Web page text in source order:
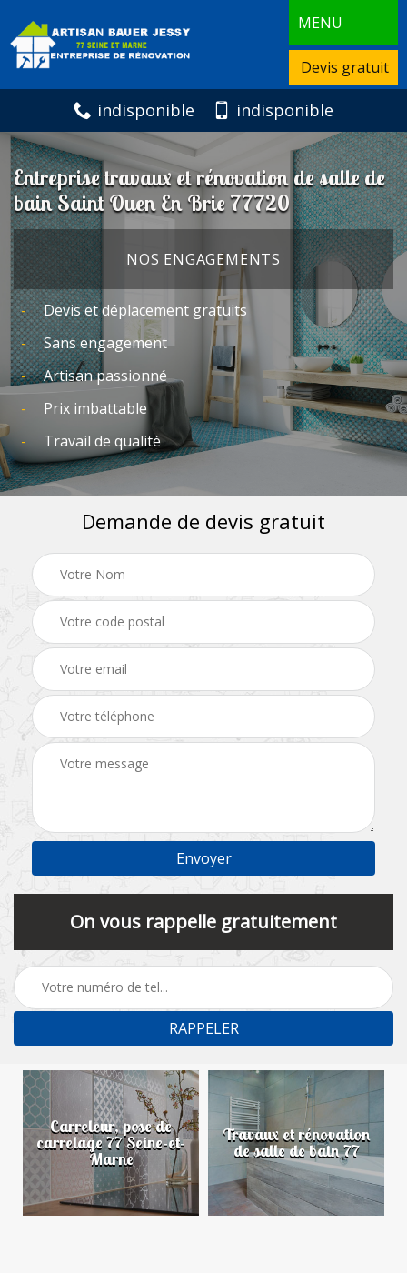
MENU
Devis gratuit
indisponible indisponible
Entreprise travaux et rénovation de salle de
bain Saint Ouen En Brie 77720
NOS ENGAGEMENTS
Devis et déplacement gratuits
Sans engagement
Artisan passionné
Prix imbattable
Travail de qualité
Demande de devis gratuit
On vous rappelle gratuitement
Carreleur, pose de
carrelage 77 Seine-et-
Marne
Travaux et rénovation
de salle de bain 77